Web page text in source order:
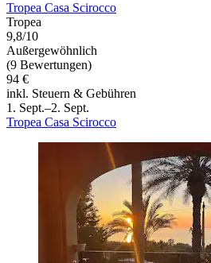
Tropea Casa Scirocco
Tropea
9,8/10
Außergewöhnlich
(9 Bewertungen)
94 €
inkl. Steuern & Gebühren
1. Sept.–2. Sept.
Tropea Casa Scirocco